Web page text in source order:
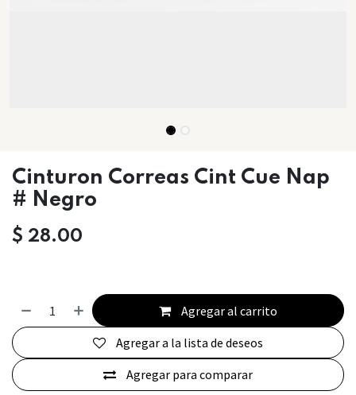
Cinturon Correas Cint Cue Nap
# Negro
$ 28.00
Agregar al carrito
Agregar para comparar
Agregar a la lista de deseos